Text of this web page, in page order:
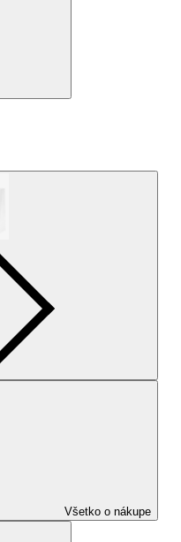
Všetko o nákupe